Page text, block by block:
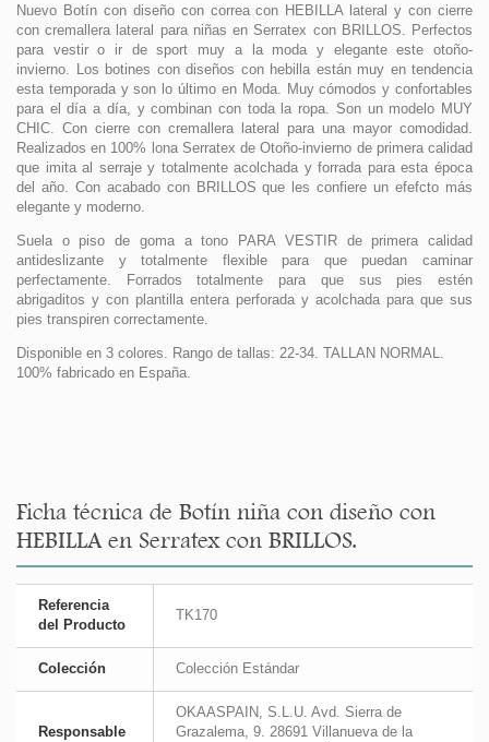
Nuevo Botín con diseño con correa con HEBILLA lateral y con cierre
con cremallera lateral para niñas en Serratex con BRILLOS. Perfectos
para vestir o ir de sport muy a la moda y elegante este otoño-
invierno. Los botines con diseños con hebilla están muy en tendencia
esta temporada y son lo último en Moda. Muy cómodos y confortables
para el día a día, y combinan con toda la ropa. Son un modelo MUY
CHIC. Con cierre con cremallera lateral para una mayor comodidad.
Realizados en 100% lona Serratex de Otoño-invierno de primera calidad
que imita al serraje y totalmente acolchada y forrada para esta época
del año. Con acabado con BRILLOS que les confiere un efefcto más
elegante y moderno.
Suela o piso de goma a tono PARA VESTIR de primera calidad
antideslizante y totalmente flexible para que puedan caminar
perfectamente. Forrados totalmente para que sus pies estén
abrigaditos y con plantilla entera perforada y acolchada para que sus
pies transpiren correctamente.
Disponible en 3 colores. Rango de tallas: 22-34. TALLAN NORMAL.
100% fabricado en España.
Ficha técnica de Botín niña con diseño con
HEBILLA en Serratex con BRILLOS.
Referencia
del Producto
TK170
Colección Colección Estándar
Responsable
OKAASPAIN, S.L.U. Avd. Sierra de
Grazalema, 9. 28691 Villanueva de la